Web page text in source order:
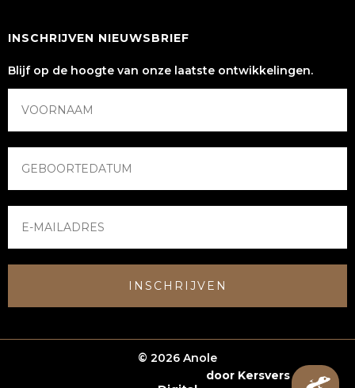
INSCHRIJVEN NIEUWSBRIEF
Blijf op de hoogte van onze laatste ontwikkelingen.
INSCHRIJVEN
© 2026 Anole
door Kersvers